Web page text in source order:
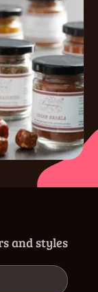
and styles